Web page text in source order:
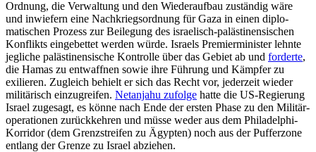
Ordnung, die Verwaltung und den Wieder­aufbau zuständig wäre
und inwiefern eine Nachkriegsordnung für Gaza in einen diplo­
matischen Prozess zur Beilegung des israe­lisch-palästinensischen
Konflikts eingebettet werden würde. Israels Premierminister lehnte
jegliche palästinensische Kontrolle über das Gebiet ab und forderte,
die Hamas zu entwaffnen sowie ihre Führung und Kämpfer zu
exilieren. Zugleich behielt er sich das Recht vor, jederzeit wieder
militä­risch einzugreifen. Netanjahu zufolge hatte die US-Regierung
Israel zugesagt, es könne nach Ende der ersten Phase zu den Militär­
operationen zurückkehren und müsse weder aus dem Philadelphi-
Korridor (dem Grenz­streifen zu Ägypten) noch aus der Puffer­zone
entlang der Grenze zu Israel abziehen.